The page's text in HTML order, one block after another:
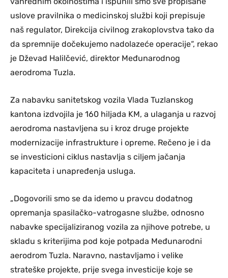
uslove pravilnika o medicinskoj službi koji prepisuje
naš regulator, Direkcija civilnog zrakoplovstva tako da
da spremnije dočekujemo nadolazeće operacije“, rekao
je Dževad Halilčević, direktor Međunarodnog
aerodroma Tuzla.
Za nabavku sanitetskog vozila Vlada Tuzlanskog
kantona izdvojila je 160 hiljada KM, a ulaganja u razvoj
aerodroma nastavljena su i kroz druge projekte
modernizacije infrastrukture i opreme. Rečeno je i da
se investicioni ciklus nastavlja s ciljem jačanja
kapaciteta i unapređenja usluga.
„Dogovorili smo se da idemo u pravcu dodatnog
opremanja spasilačko-vatrogasne službe, odnosno
nabavke specijaliziranog vozila za njihove potrebe, u
skladu s kriterijima pod koje potpada Međunarodni
aerodrom Tuzla. Naravno, nastavljamo i velike
strateške projekte, prije svega investicije koje se